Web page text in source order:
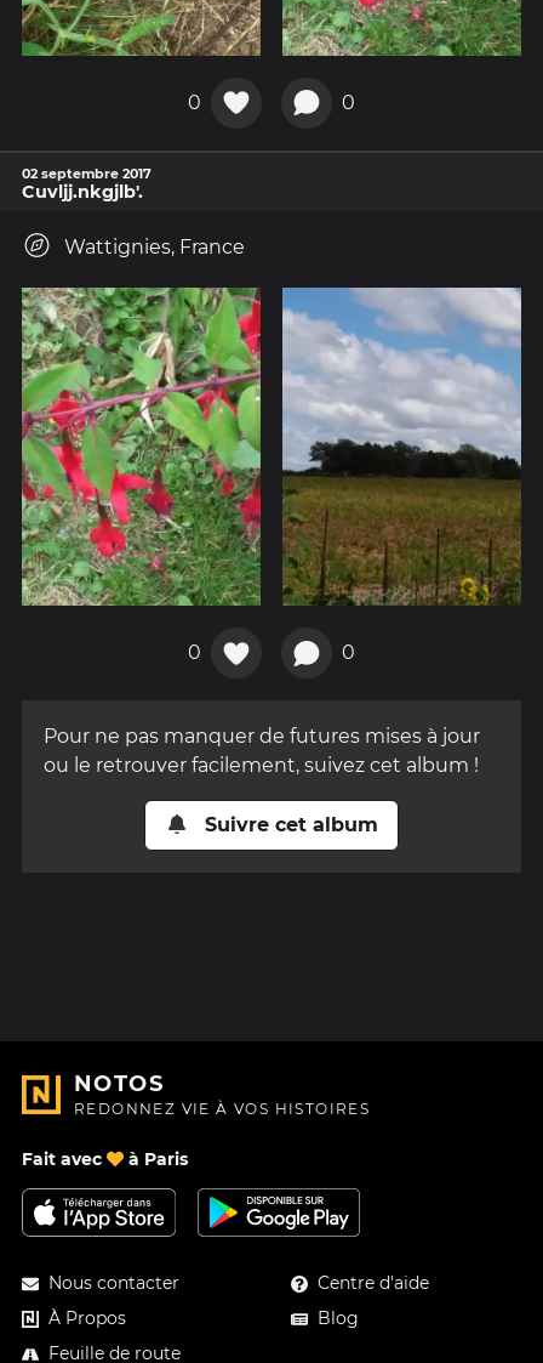
0 0
02 septembre 2017
Cuvljj.nkgjlb'.
Wattignies, France
0 0
Pour ne pas manquer de futures mises à jour
ou le retrouver facilement, suivez cet album !
Suivre cet album
NOTOS
REDONNEZ VIE À VOS HISTOIRES
Fait avec à Paris
Nous contacter
À Propos
Feuille de route
Centre d'aide
Blog